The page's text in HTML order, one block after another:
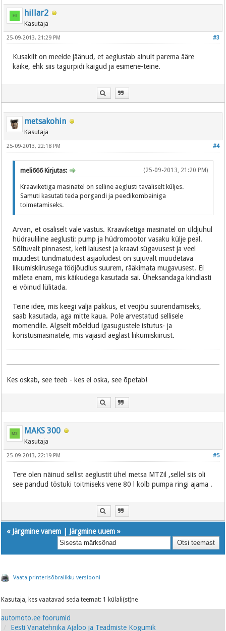
hillar2
Kasutaja
#3
25-09-2013, 21:29 PM
Kusakilt on meelde jäänud, et aeglustab ainult parema ääre
käike, ehk siis tagurpidi käigud ja esimene-teine.
metsakohin
Kasutaja
#4
25-09-2013, 22:18 PM
(25-09-2013, 21:20 PM)
meli666 Kirjutas:
Kraaviketiga masinatel on selline aeglusti tavaliselt küljes.
Samuti kasutati teda porgandi ja peedikombainiga
toimetamiseks.
Arvan, et osaliselt vale vastus. Kraaviketiga masinatel on üldjuhul
hüdrauliline aeglusti: pump ja hüdromootor vasaku külje peal.
Sõltuvalt pinnasest, keti laiusest ja kraavi sügavusest ja veel
muudest tundmatudest asjaoludest on sujuvalt muudetava
liikumiskiirusega tööjõudlus suurem, rääkimata mugavusest. Ei
mäleta enam, mis käikudega kasutada sai. Üheksandaga kindlasti
ei võinud lülitada.
Teine idee, mis keegi välja pakkus, et veojõu suurendamiseks,
saab kasutada, aga mitte kaua. Pole arvestatud sellisele
momendile. Algselt mõeldud igasugustele istutus- ja
koristusmasinatele, mis vajasid aeglast liikumiskiirust.
Kes oskab, see teeb - kes ei oska, see õpetab!
MAKS 300
Kasutaja
#5
25-09-2013, 22:19 PM
Tere olen näinud sellist aeglustit ühel metsa MTZil ,sellel siis oli
see pandud tõstuki toitmiseks vene 80 l kolb pumpa ringi ajama .
« Järgmine vanem Järgmine uuem »
Vaata printerisõbralikku versiooni
Kasutaja, kes vaatavad seda teemat: 1 külali(st)ne
automoto.ee foorumid
Eesti Vanatehnika Ajaloo ja Teadmiste Kogumik